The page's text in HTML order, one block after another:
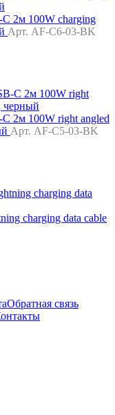
2м 100W charging
Арт. AF-C6-03-BK
2м 100W right angled
Арт. AF-C5-03-BK
charging data cable
Обратная связь